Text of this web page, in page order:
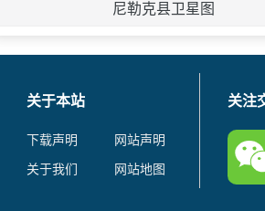
尼勒克县卫星图
关于本站
下载声明
网站声明
关于我们
网站地图
关注